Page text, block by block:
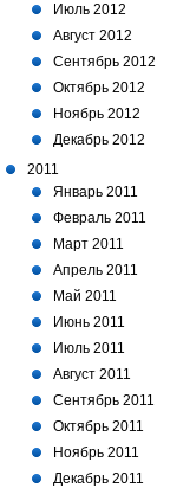
Июль 2012
Август 2012
Сентябрь 2012
Октябрь 2012
Ноябрь 2012
Декабрь 2012
2011
Январь 2011
Февраль 2011
Март 2011
Апрель 2011
Май 2011
Июнь 2011
Июль 2011
Август 2011
Сентябрь 2011
Октябрь 2011
Ноябрь 2011
Декабрь 2011